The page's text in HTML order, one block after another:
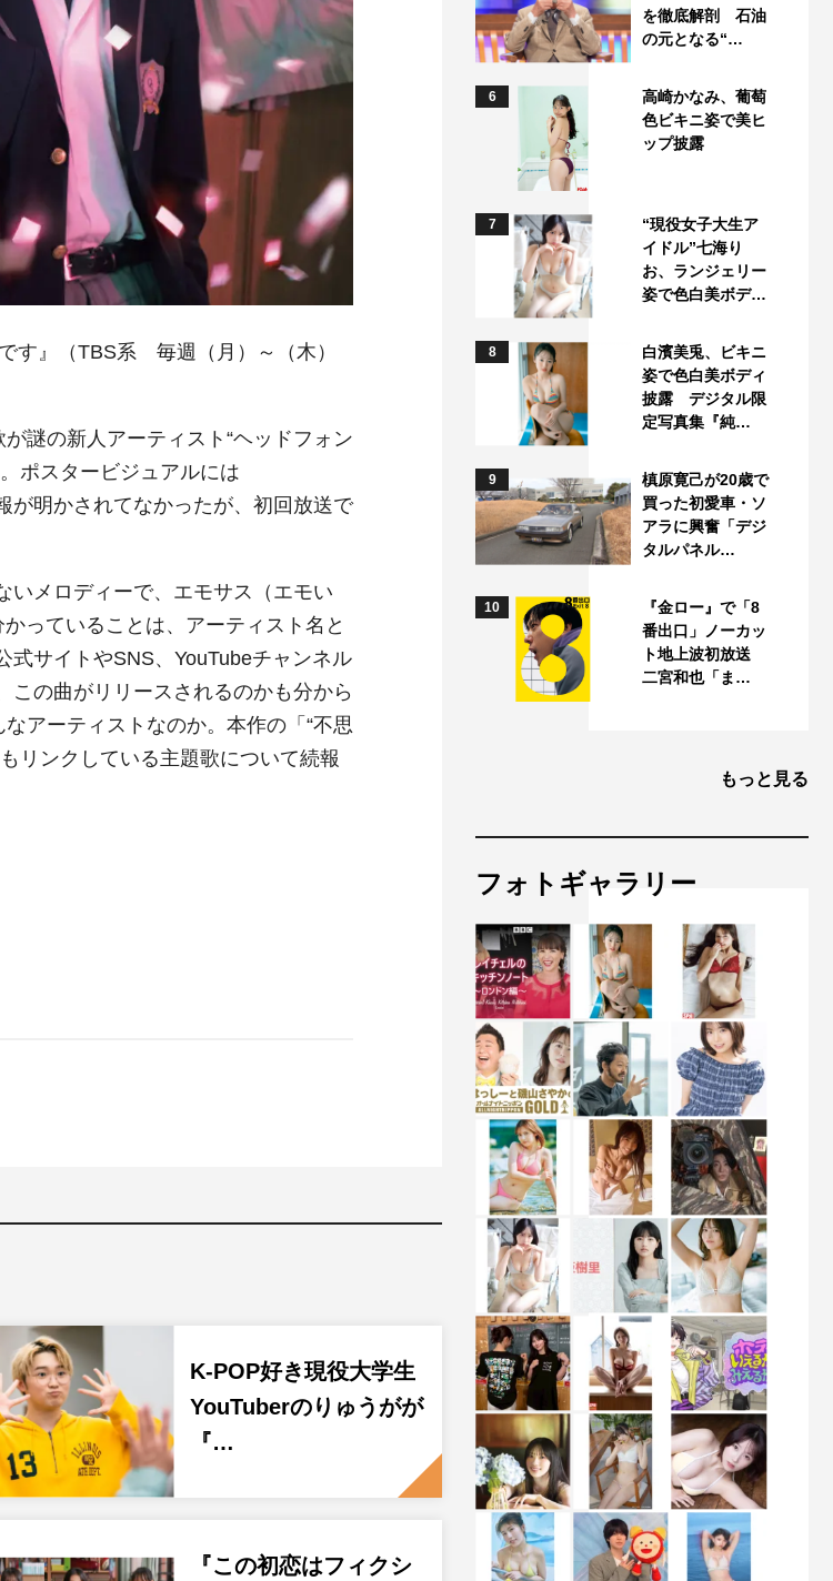
す』（TBS系 毎週（月）～（木）
謎の新人アーティスト“ヘッドフォン
ポスタービジュアルには
が明かされてなかったが、初回放送で
いメロディーで、エモサス（エモい
っていることは、アーティスト名と
サイトやSNS、YouTubeチャンネル
の曲がリリースされるのかも分から
アーティストなのか。本作の「“不思
リンクしている主題歌について続報
K-POP好き現役大学生
YouTuberのりゅうがが
『…
『この初恋はフィクシ
を徹底解剖 石油
の元となる“…
6
高崎かなみ、葡萄
色ビキニ姿で美ヒ
ップ披露
7
“現役女子大生ア
イドル”七海り
お、ランジェリー
姿で色白美ボデ…
8
白濱美兎、ビキニ
姿で色白美ボディ
披露 デジタル限
定写真集『純…
9
槙原寛己が20歳で
買った初愛車・ソ
アラに興奮「デジ
タルパネル…
10
『金ロー』で「8
番出口」ノーカッ
ト地上波初放送
二宮和也「ま…
もっと見る
フォトギャラリー